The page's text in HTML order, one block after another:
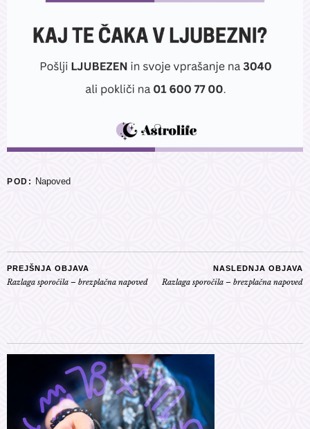
POD: Napoved
PREJŠNJA OBJAVA
Razlaga sporočila – brezplačna napoved
NASLEDNJA OBJAVA
Razlaga sporočila – brezplačna napoved